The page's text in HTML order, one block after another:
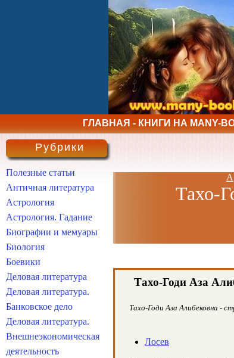
ГЛАВНАЯ - КНИГИ НА MANY-
А
Тахо-
Тахо-Годи Аза
Тахо-Годи Аза Алибековна -
Лосев
Рубрики
Полезные статьи
Античная литература
Астрология
Астрология. Гадание
Биографии и мемуары
Биология
Боевики
Деловая литература
Деловая литература.
Банковское дело
Деловая литература.
Внешнеэкономическая
деятельность